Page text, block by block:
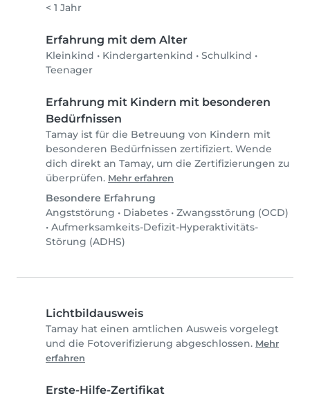
< 1 Jahr
Erfahrung mit dem Alter
Kleinkind • Kindergartenkind • Schulkind •
Teenager
Erfahrung mit Kindern mit besonderen
Bedürfnissen
Tamay ist für die Betreuung von Kindern mit
besonderen Bedürfnissen zertifiziert. Wende
dich direkt an Tamay, um die Zertifizierungen zu
überprüfen. Mehr erfahren
Besondere Erfahrung
Angststörung • Diabetes • Zwangsstörung (OCD)
• Aufmerksamkeits-Defizit-Hyperaktivitäts-
Störung (ADHS)
Lichtbildausweis
Tamay hat einen amtlichen Ausweis vorgelegt
und die Fotoverifizierung abgeschlossen. Mehr
erfahren
Erste-Hilfe-Zertifikat